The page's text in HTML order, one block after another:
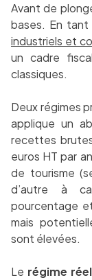
Avant de
bases. En tant
industriels et
un cadre
classiques.
Deux régimes
applique un
recettes
euros HT par
de tourisme
d’autre à
pourcentage
mais
sont élevées.
Le régime réel